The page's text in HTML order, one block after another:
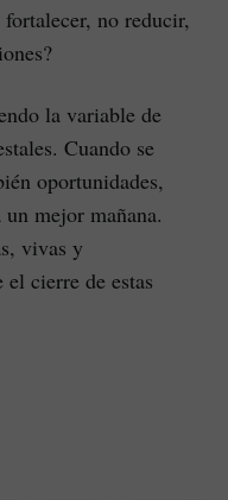
fortalecer, no reducir,
la variable de
Cuando se
oportunidades,
mejor mañana.
vivas y
cierre de estas